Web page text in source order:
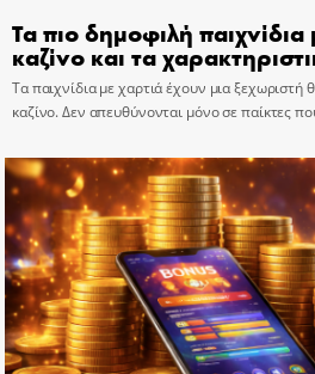
Τα πιο δημοφιλή
καζίνο και τα
Τα παιχνίδια με χαρτιά έχουν μια
καζίνο. Δεν απευθύνονται μόνο σε παίκτες